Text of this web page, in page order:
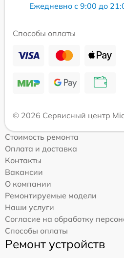
Ежедневно с 9:00 до
Способы оплаты
© 2026 Сервисный центр
Стоимость ремонта
Оплата и доставка
Контакты
Вакансии
О компании
Ремонтируемые модели
Наши услуги
Согласие на обработку
Способы оплаты
Ремонт устройств